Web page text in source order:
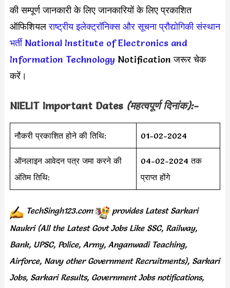
की सम्पूर्ण जानकारी के लिए जानकारियों के लिए प्रकाशित
ऑफिशियलराष्ट्रीय इलेक्ट्रॉनिक्स और सूचना प्रौद्योगिकी संस्थान
भर्ती National Institute of Electronics and
Information Technology Notification जरूर चेक
करें।
NIELIT Important Dates (महत्वपूर्ण दिनांक):-
नौकरी प्रकाशित होने की तिथि: 01-02-2024
ऑनलाइन आवेदन पत्र जमा करने की
अंतिम तिथि:
04-02-2024 तक
प्राप्त होंगे
TechSingh123.com provides Latest Sarkari
Naukri (All the Latest Govt Jobs Like SSC, Railway,
Bank, UPSC, Police, Army, Anganwadi Teaching,
Airforce, Navy other Government Recruitments), Sarkari
Jobs, Sarkari Results, Government Jobs notifications,